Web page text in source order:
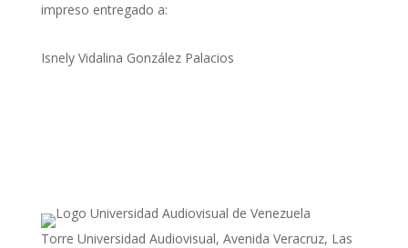
impreso entregado a:
Isnely Vidalina González Palacios
Torre Universidad Audiovisual, Avenida Veracruz, Las